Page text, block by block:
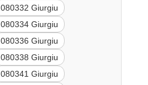
080332 Giurgiu
080334 Giurgiu
080336 Giurgiu
080338 Giurgiu
080341 Giurgiu